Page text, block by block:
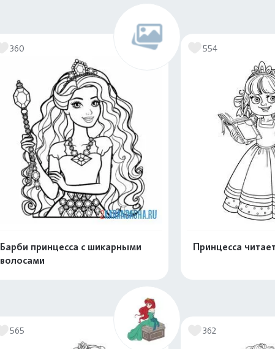
360
Барби принцесса с шикарными
волосами
554
Принцесса
565 362